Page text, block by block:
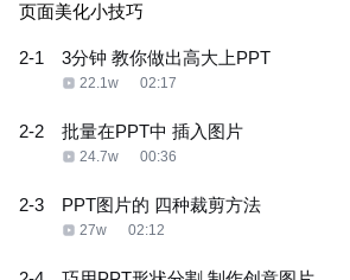
页面美化小技巧
2-1 3分钟 教你做出高大上PPT
22.1w 02:17
2-2 批量在PPT中 插入图片
24.7w 00:36
2-3 PPT图片的 四种裁剪方法
27w 02:12